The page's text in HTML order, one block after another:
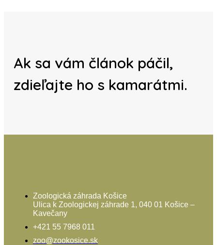
Ak sa vám článok páčil,
zdieľajte ho s kamarátmi.
Zoologická záhrada Košice
Ulica k Zoologickej záhrade 1, 040 01 Košice –
Kavečany
+421 55 7968 011
zoo@zookosice.sk